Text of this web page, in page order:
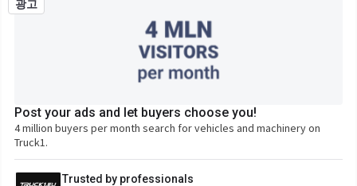
광고
Post your ads and let buyers choose you!
4 million buyers per month search for vehicles and machinery on
Truck1.
Trusted by professionals